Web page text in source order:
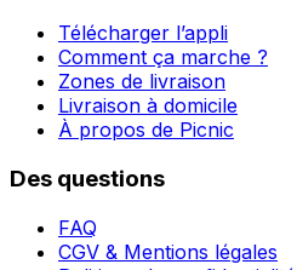
Télécharger l’appli
Comment ça marche ?
Zones de livraison
Livraison à domicile
À propos de Picnic
Des questions
FAQ
CGV & Mentions légales